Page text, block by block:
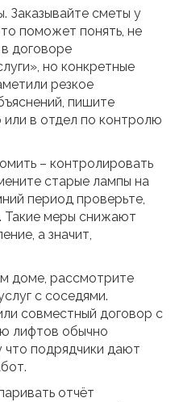
Заказывайте сметы у
поможет понять, не
договоре
но конкретные
резкое
пишите
в отдел по контролю
– контролировать
старые лампы на
период проверьте,
Такие меры снижают
а значит,
доме, рассмотрите
с соседями.
совместный договор с
лифтов обычно
подрядчики дают
отчёт